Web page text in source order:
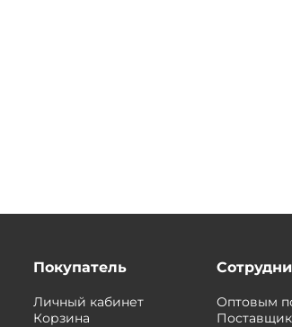
Покупатель
Личный кабинет
Корзина
Оптовым